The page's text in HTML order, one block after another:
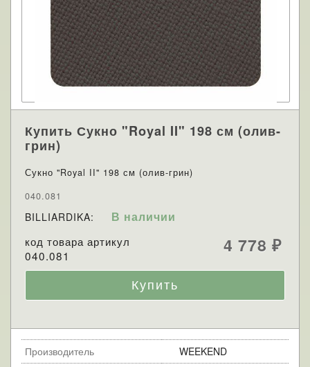
Купить Сукно "Royal II" 198 см (олив-
грин)
Сукно "Royal II" 198 см (олив-грин)
040.081
BILLIARDIKA: В наличии
код товара артикул
040.081
4 778 ₽
Производитель
WEEKEND